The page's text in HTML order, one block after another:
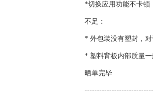
*切换应用功能不卡顿
不足：
* 外包装没有塑封，
* 塑料背板内部质量
晒单完毕